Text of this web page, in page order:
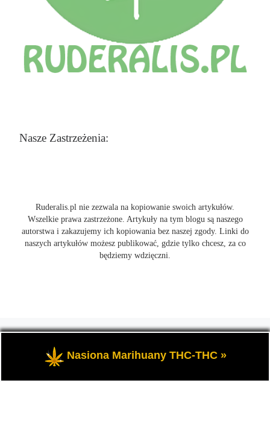
Nasze Zastrzeżenia:
Ruderalis.pl nie zezwala na kopiowanie swoich artykułów.
Wszelkie prawa zastrzeżone. Artykuły na tym blogu są naszego
autorstwa i zakazujemy ich kopiowania bez naszej zgody. Linki do
naszych artykułów możesz publikować, gdzie tylko chcesz, za co
będziemy wdzięczni.
marihuanie THC i konopi CBD, wszystko na temat uprawy
cannabis i nie tylko.
Nasiona Marihuany THC-THC »